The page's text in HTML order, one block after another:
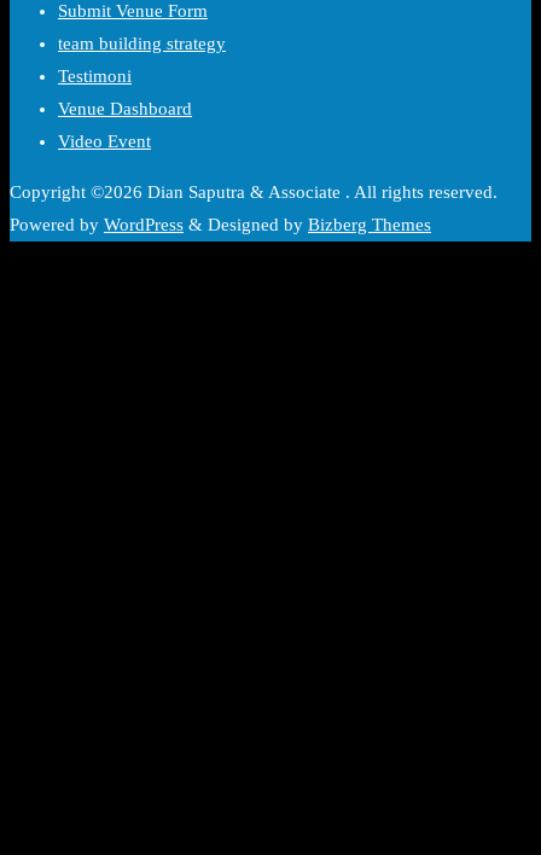
Submit Venue Form
team building strategy
Testimoni
Venue Dashboard
Video Event
Copyright ©2026 Dian Saputra & Associate . All rights reserved.
Powered by WordPress & Designed by Bizberg Themes